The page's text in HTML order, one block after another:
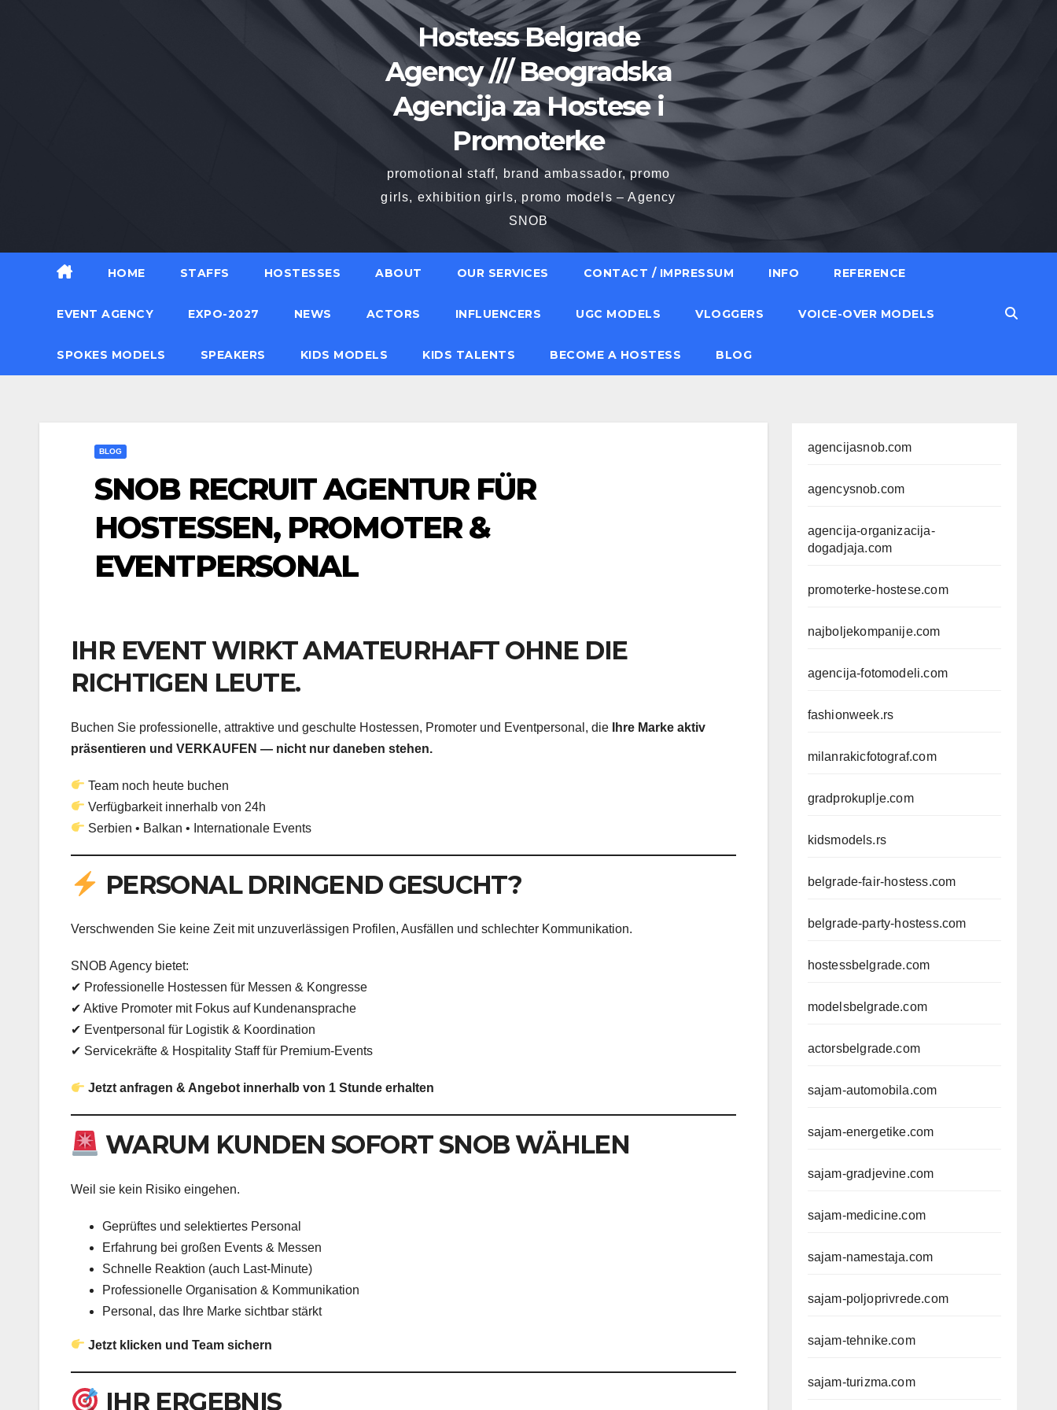
Hostess Belgrade
Agency /// Beogradska
Agencija za Hostese i
Promoterke
promotional staff, brand ambassador, promo
girls, exhibition girls, promo models – Agency
SNOB
HOME STAFFS HOSTESSES ABOUT OUR SERVICES CONTACT / IMPRESSUM INFO REFERENCE
EVENT AGENCY EXPO-2027 NEWS ACTORS INFLUENCERS UGC MODELS VLOGGERS VOICE-OVER MODELS
SPOKES MODELS SPEAKERS KIDS MODELS KIDS TALENTS BECOME A HOSTESS BLOG
BLOG
SNOB RECRUIT AGENTUR FÜR
HOSTESSEN, PROMOTER &
EVENTPERSONAL
IHR EVENT WIRKT AMATEURHAFT OHNE DIE
RICHTIGEN LEUTE.
Buchen Sie professionelle, attraktive und geschulte Hostessen, Promoter und Eventpersonal, die
Ihre Marke aktiv
präsentieren und VERKAUFEN — nicht nur daneben stehen.
Team noch heute buchen
Verfügbarkeit innerhalb von 24h
Serbien • Balkan • Internationale Events
PERSONAL DRINGEND GESUCHT?
Verschwenden Sie keine Zeit mit unzuverlässigen Profilen, Ausfällen und schlechter Kommunikation.
SNOB Agency bietet:
✔ Professionelle Hostessen für Messen & Kongresse
✔ Aktive Promoter mit Fokus auf Kundenansprache
✔ Eventpersonal für Logistik & Koordination
✔ Servicekräfte & Hospitality Staff für Premium-Events
Jetzt anfragen & Angebot innerhalb von 1 Stunde erhalten
WARUM KUNDEN SOFORT SNOB WÄHLEN
Weil sie kein Risiko eingehen.
Geprüftes und selektiertes Personal
Erfahrung bei großen Events & Messen
Schnelle Reaktion (auch Last-Minute)
Professionelle Organisation & Kommunikation
Personal, das Ihre Marke sichtbar stärkt
Jetzt klicken und Team sichern
IHR ERGEBNIS
agencijasnob.com
agencysnob.com
agencija-organizacija-
dogadjaja.com
promoterke-hostese.com
najboljekompanije.com
agencija-fotomodeli.com
fashionweek.rs
milanrakicfotograf.com
gradprokuplje.com
kidsmodels.rs
belgrade-fair-hostess.com
belgrade-party-hostess.com
hostessbelgrade.com
modelsbelgrade.com
actorsbelgrade.com
sajam-automobila.com
sajam-energetike.com
sajam-gradjevine.com
sajam-medicine.com
sajam-namestaja.com
sajam-poljoprivrede.com
sajam-tehnike.com
sajam-turizma.com